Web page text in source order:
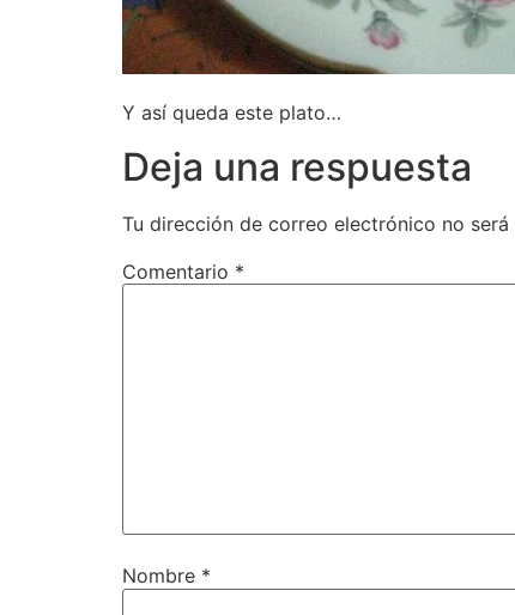
Y así queda este plato…
Deja una respuesta
Tu dirección de correo electrónico no será
Comentario *
Nombre *